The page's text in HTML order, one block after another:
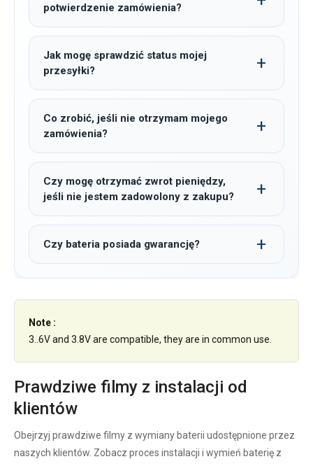
potwierdzenie zamówienia?
Jak mogę sprawdzić status mojej
przesyłki?
Co zrobić, jeśli nie otrzymam mojego
zamówienia?
Czy mogę otrzymać zwrot pieniędzy,
jeśli nie jestem zadowolony z zakupu?
Czy bateria posiada gwarancję?
Note :
3..6V and 3.8V are compatible, they are in common use.
Prawdziwe filmy z instalacji od
klientów
Obejrzyj prawdziwe filmy z wymiany baterii udostępnione przez
naszych klientów. Zobacz proces instalacji i wymień baterię z